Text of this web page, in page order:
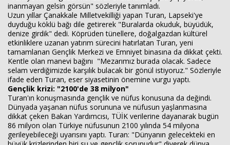
inanmayan gelsin görsün" sözleriyle tanımladı.
Uzun yıllar Çanakkale Milletvekilliği yapan Turan, Lapseki'ye
duyduğu köklü bağı dile getirerek "Buralarda okuduk, büyüdük,
denize girdik" dedi. Köprüden tünellere, doğalgazdan kültürel
etkinliklere uzanan yatırım sürecini hatırlatan Turan, yeni
tamamlanan Gençlik Merkezi ve Emniyet binasına da dikkat çekti.
Kentle olan manevi bağını "Mezarımız burada olacak. Sadece
selam verdiğimizde karşılık bulacak bir gönül istiyoruz." Sözleriyle
ifade eden Turan, eser siyasetinin önemine vurgu yaptı.
Gençlik krizi: "2100'de 38 milyon"
Turan'ın konuşmasında gençlik ve nüfus konusuna da değindi.
Dünyada yaşanan nüfus sorununa ve nüfusun yaşlanmasına
dikkat çeken Bakan Yardımcısı, TÜİK verilerine dayanarak bugün
86 milyon olan Türkiye nüfusunun 2100 yılında 54 milyona
gerileyebileceği uyarısını yaptı. Turan: "Dünyanın gelecekteki en